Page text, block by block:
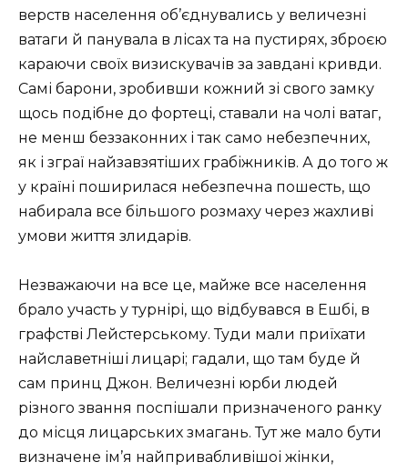
верств населення об’єднувались у величезні
ватаги й панувала в лісах та на пустирях, зброєю
караючи своїх визискувачів за завдані кривди.
Самі барони, зробивши кожний зі свого замку
щось подібне до фортеці, ставали на чолі ватаг,
не менш беззаконних і так само небезпечних,
як і зграї найзавзятіших грабіжників. А до того ж
у країні поширилася небезпечна пошесть, що
набирала все більшого розмаху через жахливі
умови життя злидарів.
Незважаючи на все це, майже все населення
брало участь у турнірі, що відбувався в Ешбі, в
графстві Лейстерському. Туди мали приїхати
найславетніші лицарі; гадали, що там буде й
сам принц Джон. Величезні юрби людей
різного звання поспішали призначеного ранку
до місця лицарських змагань. Тут же мало бути
визначене ім’я найпривабливішоі жінки,